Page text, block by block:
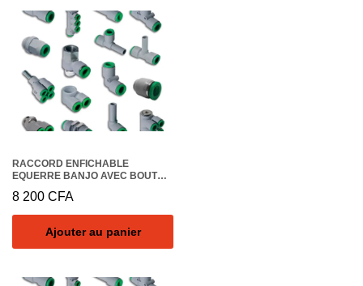
RACCORD ENFICHABLE
EQUERRE BANJO AVEC BOUTON
6 – FILETAGE G1/4A – VESTA
8 200 CFA
Ajouter au panier